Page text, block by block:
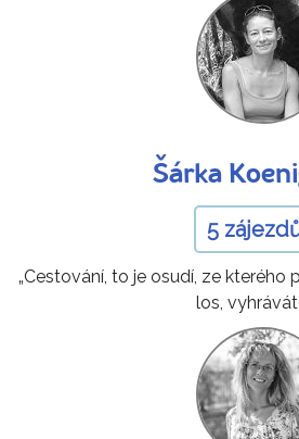
Šárka
5
„Cestování, to je osudí, ze kterého
los,